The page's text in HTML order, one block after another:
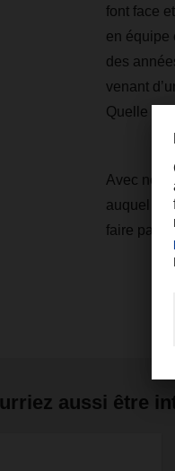
font face
en équipe
des
venant
Quelle
Avec
auquel
faire
aussi être